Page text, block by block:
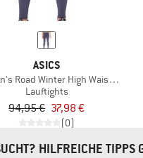
ASICS
Road Winter High Waist Tight
Lauftights
94,95 € 37,98 €
(0)
HILFREICHE TIPPS